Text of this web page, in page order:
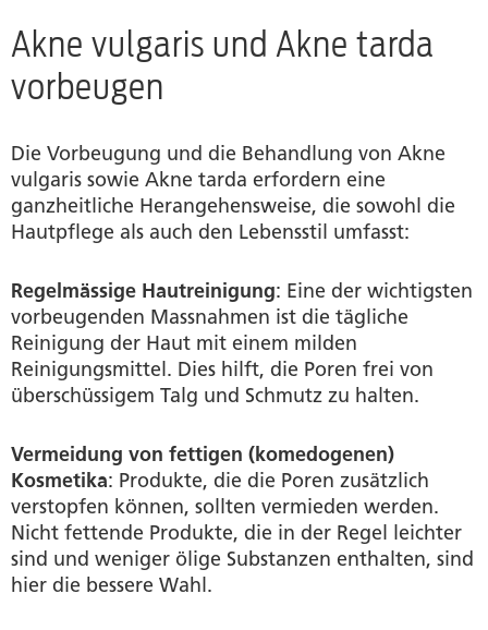
Akne vulgaris und Akne tarda
vorbeugen
Die Vorbeugung und die Behandlung von Akne
vulgaris sowie Akne tarda erfordern eine
ganzheitliche Herangehensweise, die sowohl die
Hautpflege als auch den Lebensstil umfasst:
Regelmässige Hautreinigung: Eine der wichtigsten
vorbeugenden Massnahmen ist die tägliche
Reinigung der Haut mit einem milden
Reinigungsmittel. Dies hilft, die Poren frei von
überschüssigem Talg und Schmutz zu halten.
Vermeidung von fettigen (komedogenen)
Kosmetika: Produkte, die die Poren zusätzlich
verstopfen können, sollten vermieden werden.
Nicht fettende Produkte, die in der Regel leichter
sind und weniger ölige Substanzen enthalten, sind
hier die bessere Wahl.